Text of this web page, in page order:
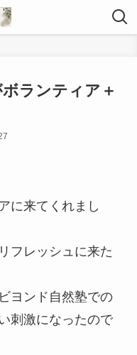
ランティア＋
に来てくれまし
フレッシュに来た
ヨンド自然塾での
刺激になったので